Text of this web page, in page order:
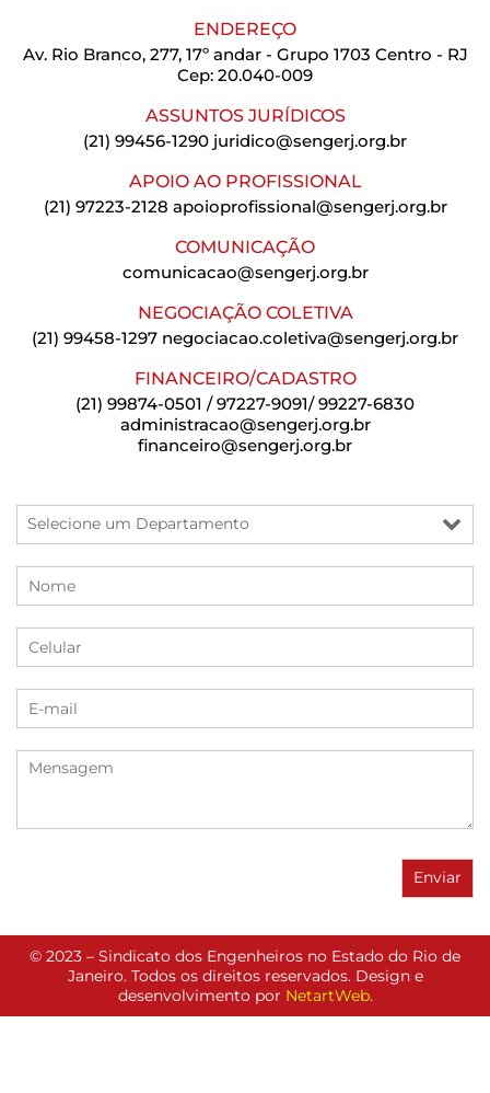
ENDEREÇO
Av. Rio Branco, 277, 17º andar - Grupo 1703 Centro - RJ
Cep: 20.040-009
ASSUNTOS JURÍDICOS
(21) 99456-1290 juridico@sengerj.org.br
APOIO AO PROFISSIONAL
(21) 97223-2128 apoioprofissional@sengerj.org.br
COMUNICAÇÃO
comunicacao@sengerj.org.br
NEGOCIAÇÃO COLETIVA
(21) 99458-1297 negociacao.coletiva@sengerj.org.br
FINANCEIRO/CADASTRO
(21) 99874-0501 / 97227-9091/ 99227-6830
administracao@sengerj.org.br
financeiro@sengerj.org.br
© 2023 – Sindicato dos Engenheiros no Estado do Rio de
Janeiro. Todos os direitos reservados. Design e
desenvolvimento por NetartWeb.